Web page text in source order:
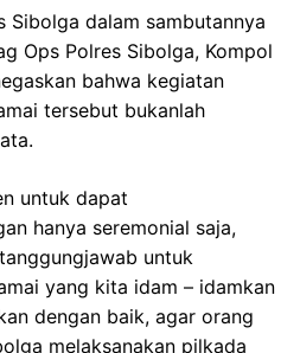
Sibolga dalam sambutannya
Ops Polres Sibolga, Kompol
bahwa kegiatan
tersebut bukanlah
untuk dapat
hanya seremonial saja,
untuk
yang kita idam – idamkan
dengan baik, agar orang
melaksanakan pilkada